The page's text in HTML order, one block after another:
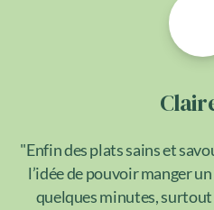
"Enfin des plats sains et
l’idée de pouvoir manger
quelques minutes, surtout